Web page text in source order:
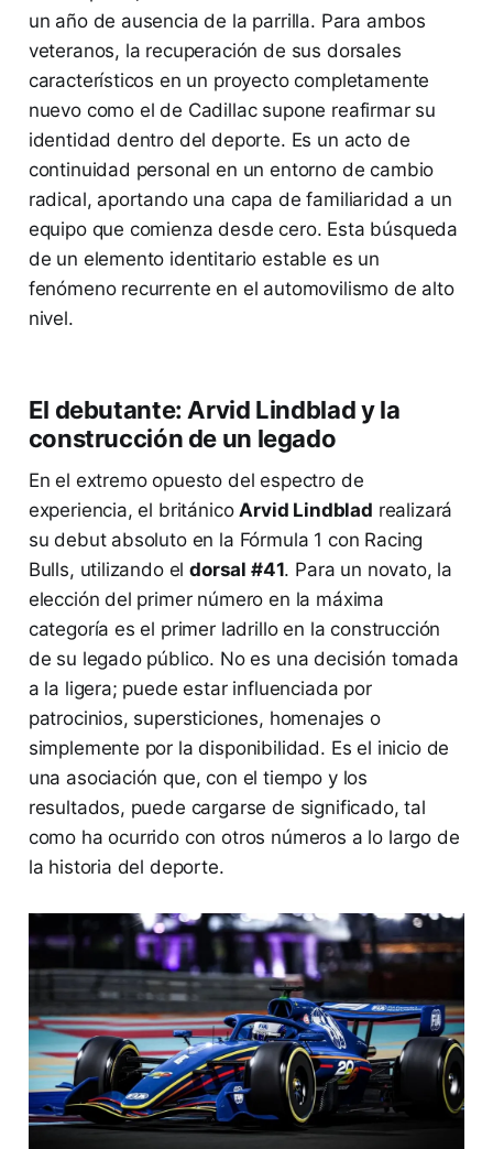
un año de ausencia de la parrilla. Para ambos
veteranos, la recuperación de sus dorsales
característicos en un proyecto completamente
nuevo como el de Cadillac supone reafirmar su
identidad dentro del deporte. Es un acto de
continuidad personal en un entorno de cambio
radical, aportando una capa de familiaridad a un
equipo que comienza desde cero. Esta búsqueda
de un elemento identitario estable es un
fenómeno recurrente en el automovilismo de alto
nivel.
El debutante: Arvid Lindblad y la
construcción de un legado
En el extremo opuesto del espectro de
experiencia, el británico Arvid Lindblad realizará
su debut absoluto en la Fórmula 1 con Racing
Bulls, utilizando eldorsal #41. Para un novato, la
elección del primer número en la máxima
categoría es el primer ladrillo en la construcción
de su legado público. No es una decisión tomada
a la ligera; puede estar influenciada por
patrocinios, supersticiones, homenajes o
simplemente por la disponibilidad. Es el inicio de
una asociación que, con el tiempo y los
resultados, puede cargarse de significado, tal
como ha ocurrido con otros números a lo largo de
la historia del deporte.